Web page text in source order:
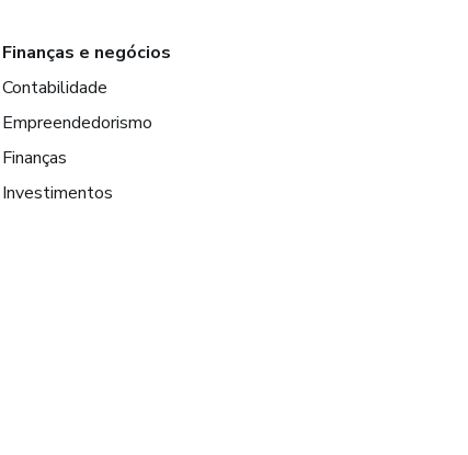
Finanças e negócios
Contabilidade
Empreendedorismo
Finanças
Investimentos